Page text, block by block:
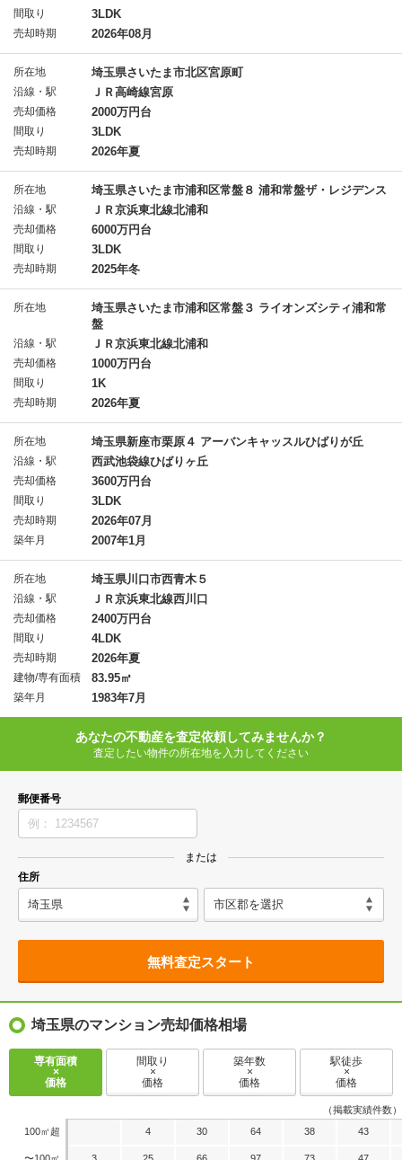
間取り 3LDK
売却時期 2026年08月
所在地 埼玉県さいたま市北区宮原町
沿線・駅 ＪＲ高崎線宮原
売却価格 2000万円台
間取り 3LDK
売却時期 2026年夏
所在地 埼玉県さいたま市浦和区常盤８ 浦和常盤ザ・レジデンス
沿線・駅 ＪＲ京浜東北線北浦和
売却価格 6000万円台
間取り 3LDK
売却時期 2025年冬
所在地
埼玉県さいたま市浦和区常盤３ ライオンズシティ浦和常
盤
沿線・駅 ＪＲ京浜東北線北浦和
売却価格 1000万円台
間取り 1K
売却時期 2026年夏
所在地 埼玉県新座市栗原４ アーバンキャッスルひばりが丘
沿線・駅 西武池袋線ひばりヶ丘
売却価格 3600万円台
間取り 3LDK
売却時期 2026年07月
築年月 2007年1月
所在地 埼玉県川口市西青木５
沿線・駅 ＪＲ京浜東北線西川口
売却価格 2400万円台
間取り 4LDK
売却時期 2026年夏
建物/専有面積 83.95㎡
築年月 1983年7月
あなたの不動産を査定依頼してみませんか？
査定したい物件の所在地を入力してください
郵便番号
または
住所
無料査定スタート
埼玉県のマンション売却価格相場
専有面積
×
価格
間取り
×
価格
築年数
×
価格
駅徒歩
×
価格
（掲載実績件数）
100㎡超
4 30 64 38 43